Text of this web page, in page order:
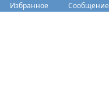
Избранное Сообщение